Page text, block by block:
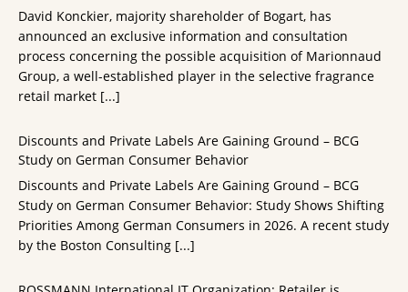
David Konckier, majority shareholder of Bogart, has
announced an exclusive information and consultation
process concerning the possible acquisition of Marionnaud
Group, a well-established player in the selective fragrance
retail market [...]
Discounts and Private Labels Are Gaining Ground – BCG
Study on German Consumer Behavior
Discounts and Private Labels Are Gaining Ground – BCG
Study on German Consumer Behavior: Study Shows Shifting
Priorities Among German Consumers in 2026. A recent study
by the Boston Consulting [...]